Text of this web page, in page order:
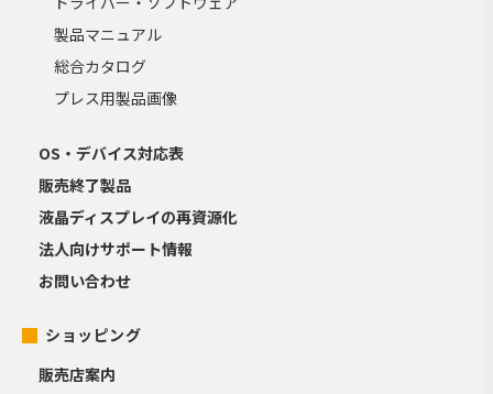
製品マニュアル
総合カタログ
プレス用製品画像
OS・デバイス対応表
販売終了製品
液晶ディスプレイの再資源化
法人向けサポート情報
お問い合わせ
ショッピング
販売店案内